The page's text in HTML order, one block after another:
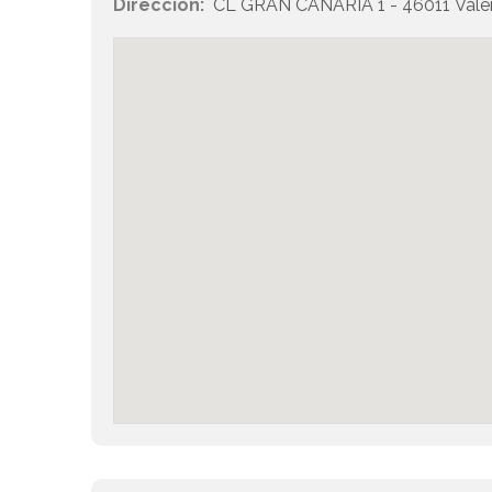
Dirección: CL GRAN CANARIA 1 - 46011